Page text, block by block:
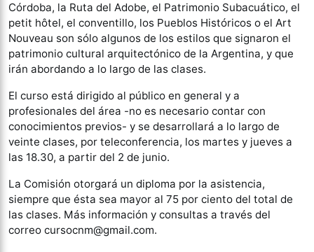
Córdoba, la Ruta del Adobe, el Patrimonio Subacuático, el
petit hôtel, el conventillo, los Pueblos Históricos o el Art
Nouveau son sólo algunos de los estilos que signaron el
patrimonio cultural arquitectónico de la Argentina, y que
irán abordando a lo largo de las clases.
El curso está dirigido al público en general y a
profesionales del área -no es necesario contar con
conocimientos previos- y se desarrollará a lo largo de
veinte clases, por teleconferencia, los martes y jueves a
las 18.30, a partir del 2 de junio.
La Comisión otorgará un diploma por la asistencia,
siempre que ésta sea mayor al 75 por ciento del total de
las clases. Más información y consultas a través del
correo cursocnm@gmail.com.